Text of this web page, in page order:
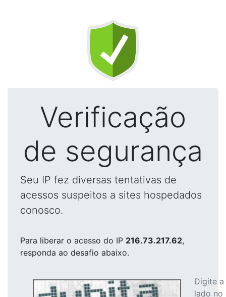
Verificação
de segurança
Seu IP fez diversas tentativas de
acessos suspeitos a sites hospedados
conosco.
Para liberar o acesso do IP 216.73.217.62,
responda ao desafio abaixo.
Digite
lado no